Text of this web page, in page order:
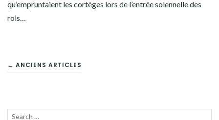
qu’empruntaient les cortèges lors de l’entrée solennelle des
rois…
NAVIGATION
ARTICLES
← ANCIENS ARTICLES
Recherche